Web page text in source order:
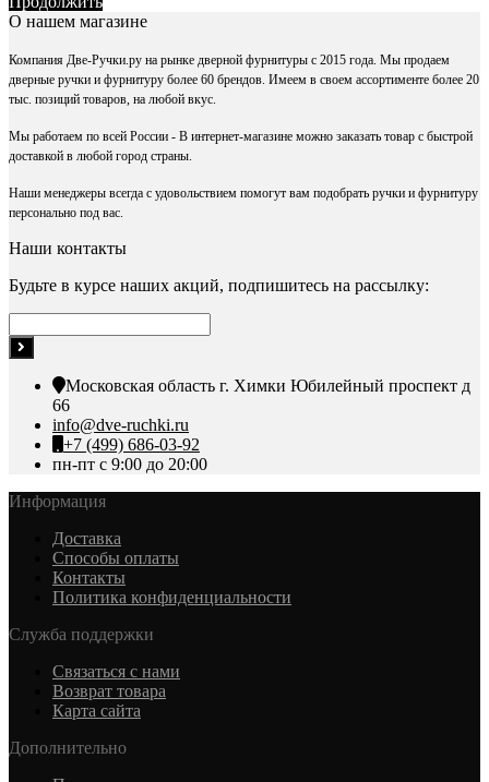
О нашем магазине
Компания Две-Ручки.ру на рынке дверной фурнитуры с 2015 года. Мы продаем
дверные ручки и фурнитуру более 60 брендов. Имеем в своем ассортименте более 20
тыс. позиций товаров, на любой вкус.
Мы работаем по всей России - В интернет-магазине можно заказать товар с быстрой
доставкой в любой город страны.
Наши менеджеры всегда с удовольствием помогут вам подобрать ручки и фурнитуру
персонально под вас.
Наши контакты
Будьте в курсе наших акций, подпишитесь на рассылку:
Московская область г. Химки Юбилейный проспект д
66
info@dve-ruchki.ru
+7 (499) 686-03-92
пн-пт с 9:00 до 20:00
Информация
Доставка
Способы оплаты
Контакты
Политика конфиденциальности
Служба поддержки
Связаться с нами
Возврат товара
Карта сайта
Дополнительно